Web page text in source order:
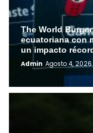
The World
ecuatoriana con
un impacto
Admin Agosto 4, 2026